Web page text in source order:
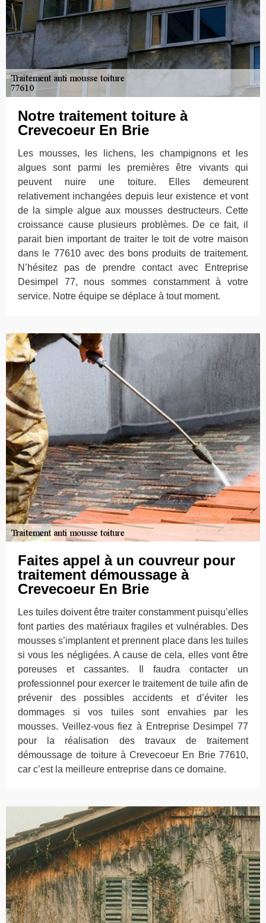
Notre traitement toiture à
Crevecoeur En Brie
Les mousses, les lichens, les champignons et les
algues sont parmi les premières être vivants qui
peuvent nuire une toiture. Elles demeurent
relativement inchangées depuis leur existence et vont
de la simple algue aux mousses destructeurs. Cette
croissance cause plusieurs problèmes. De ce fait, il
parait bien important de traiter le toit de votre maison
dans le 77610 avec des bons produits de traitement.
N’hésitez pas de prendre contact avec Entreprise
Desimpel 77, nous sommes constamment à votre
service. Notre équipe se déplace à tout moment.
Faites appel à un couvreur pour
traitement démoussage à
Crevecoeur En Brie
Les tuiles doivent être traiter constamment puisqu’elles
font parties des matériaux fragiles et vulnérables. Des
mousses s’implantent et prennent place dans les tuiles
si vous les négligées. A cause de cela, elles vont être
poreuses et cassantes. Il faudra contacter un
professionnel pour exercer le traitement de tuile afin de
prévenir des possibles accidents et d’éviter les
dommages si vos tuiles sont envahies par les
mousses. Veillez-vous fiez à Entreprise Desimpel 77
pour la réalisation des travaux de traitement
démoussage de toiture à Crevecoeur En Brie 77610,
car c’est la meilleure entreprise dans ce domaine.